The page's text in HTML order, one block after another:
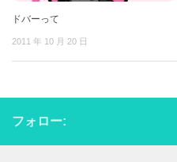
ドバーって
2011 年 10 月 20 日
フォロー: